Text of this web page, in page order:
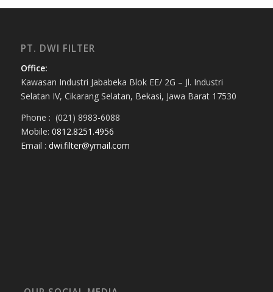
PT. DWI FILTER
Office:
Kawasan Industri Jababeka Blok EE/ 2G – Jl. Industri
Selatan IV, Cikarang Selatan, Bekasi, Jawa Barat 17530
Phone : (021) 8983-6088
Mobile: 0812.8251.4956
Email : dwi.filter@ymail.com